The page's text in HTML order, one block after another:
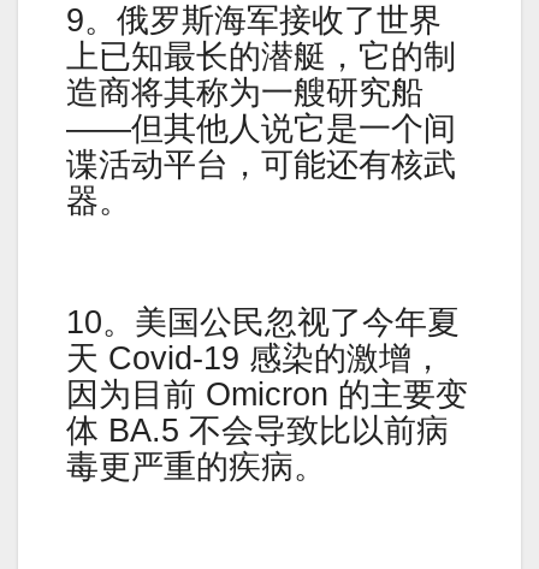
9。俄罗斯海军接收了世界
上已知最长的潜艇，它的制
造商将其称为一艘研究船
——但其他人说它是一个间
谍活动平台，可能还有核武
器。
10。美国公民忽视了今年夏
天 Covid-19 感染的激增，
因为目前 Omicron 的主要变
体 BA.5 不会导致比以前病
毒更严重的疾病。